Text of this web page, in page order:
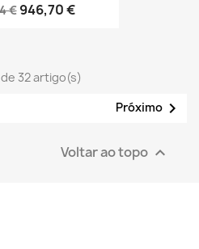
€ 946,70 €
32 artigo(s)
Próximo 
Voltar ao topo 